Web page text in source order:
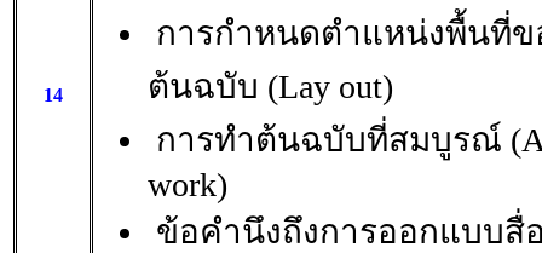
14
การกำหนดตำแหน่งพื้นที่ข
ต้นฉบับ (Lay out)
การทำต้นฉบับที่สมบูรณ์
work)
ข้อคำนึงถึงการออกแบบสื่